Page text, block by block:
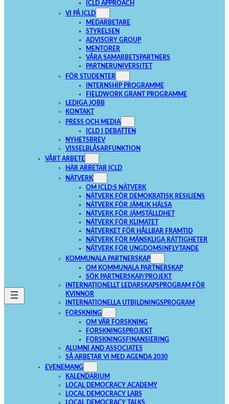
ICLD APPROACH
VI PÅ ICLD
MEDARBETARE
STYRELSEN
ADVISORY GROUP
MENTORER
VÅRA SAMARBETSPARTNERS
PARTNERUNIVERSITET
FÖR STUDENTER
INTERNSHIP PROGRAMME
FIELDWORK GRANT PROGRAMME
LEDIGA JOBB
KONTAKT
PRESS OCH MEDIA
ICLD I DEBATTEN
NYHETSBREV
VISSELBLÅSARFUNKTION
VÅRT ARBETE
HÄR ARBETAR ICLD
NÄTVERK
OM ICLD:S NÄTVERK
NÄTVERK FÖR DEMOKRATISK RESILIENS
NÄTVERK FÖR JÄMLIK HÄLSA
NÄTVERK FÖR JÄMSTÄLLDHET
NÄTVERK FÖR KLIMATET
NÄTVERKET FÖR HÅLLBAR FRAMTID
NÄTVERK FÖR MÄNSKLIGA RÄTTIGHETER
NÄTVERK FÖR UNGDOMSINFLYTANDE
KOMMUNALA PARTNERSKAP
OM KOMMUNALA PARTNERSKAP
SÖK PARTNERSKAP/PROJEKT
INTERNATIONELLT LEDARSKAPSPROGRAM FÖR
KVINNOR
INTERNATIONELLA UTBILDNINGSPROGRAM
FORSKNING
OM VÅR FORSKNING
FORSKNINGSPROJEKT
FORSKNINGSFINANSIERING
ALUMNI AND ASSOCIATES
SÅ ARBETAR VI MED AGENDA 2030
EVENEMANG
KALENDARIUM
LOCAL DEMOCRACY ACADEMY
LOCAL DEMOCRACY LABS